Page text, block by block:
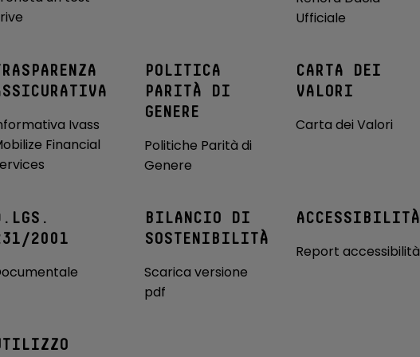
Volante regolabile in altezza e
profondità
Ufficiale
Ivass
Financial
POLITICA
PARITÀ DI
GENERE
Politiche Parità di
Genere
CARTA DEI
VALORI
Carta dei Valori
2001
BILANCIO DI
SOSTENIBILITÀ
Scarica versione
pdf
ACCESSIBILITÀ
Report accessibilità